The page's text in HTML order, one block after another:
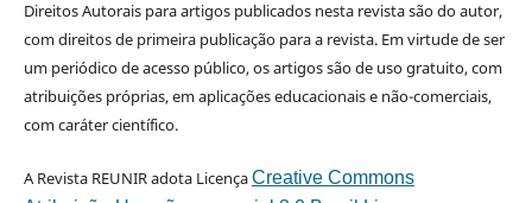
Direitos Autorais para artigos publicados nesta revista são do autor,
com direitos de primeira publicação para a revista. Em virtude de ser
um periódico de acesso público, os artigos são de uso gratuito, com
atribuições próprias, em aplicações educacionais e não-comerciais,
com caráter científico.
A Revista REUNIR adota LicençaCreative Commons